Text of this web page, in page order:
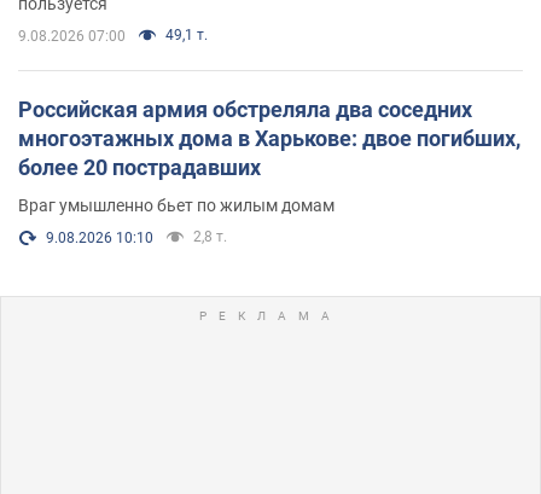
9.08.2026 07:00 49,1 т.
Российская армия обстреляла два соседних
многоэтажных дома в Харькове: двое погибших,
более 20 пострадавших
Враг умышленно бьет по жилым домам
9.08.2026 10:10 2,8 т.